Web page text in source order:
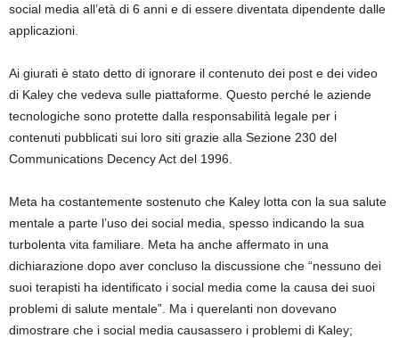
social media all’età di 6 anni e di essere diventata dipendente dalle
applicazioni.
Ai giurati è stato detto di ignorare il contenuto dei post e dei video
di Kaley che vedeva sulle piattaforme. Questo perché le aziende
tecnologiche sono protette dalla responsabilità legale per i
contenuti pubblicati sui loro siti grazie alla Sezione 230 del
Communications Decency Act del 1996.
Meta ha costantemente sostenuto che Kaley lotta con la sua salute
mentale a parte l’uso dei social media, spesso indicando la sua
turbolenta vita familiare. Meta ha anche affermato in una
dichiarazione dopo aver concluso la discussione che “nessuno dei
suoi terapisti ha identificato i social media come la causa dei suoi
problemi di salute mentale”. Ma i querelanti non dovevano
dimostrare che i social media causassero i problemi di Kaley;